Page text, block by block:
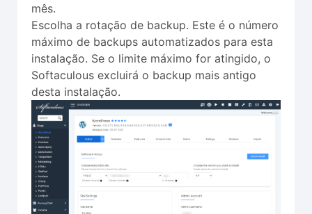
mês.
Escolha a rotação de backup. Este é o número
máximo de backups automatizados para esta
instalação. Se o limite máximo for atingido, o
Softaculous excluirá o backup mais antigo
desta instalação.